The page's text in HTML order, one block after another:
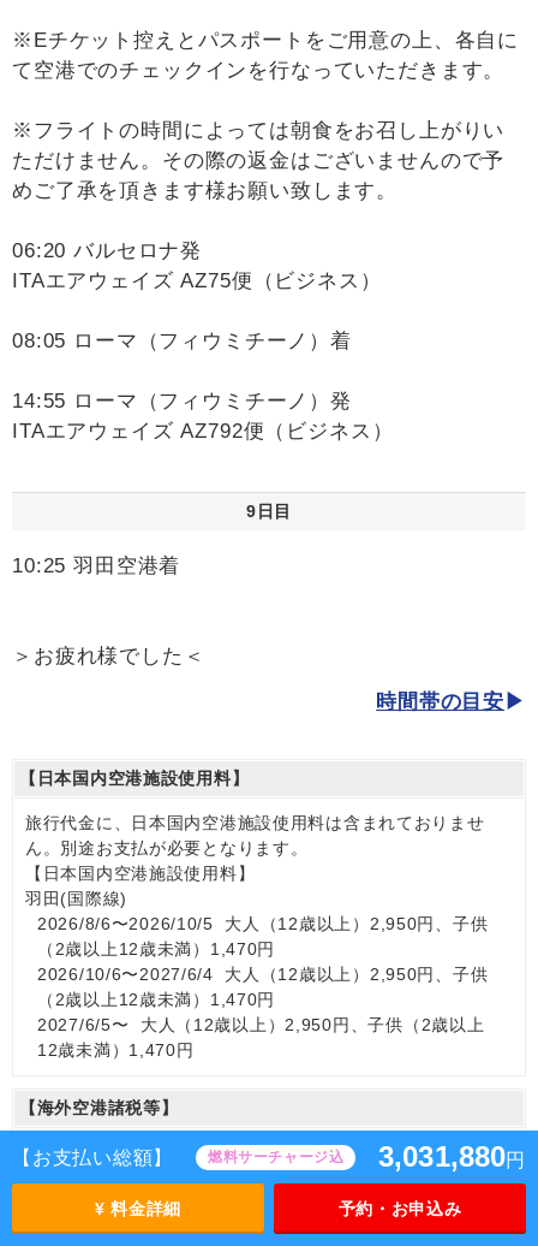
【お支払い総額】 燃料サーチャージ込 3,031,880円
¥ 料金詳細 予約・お申込み
※Eチケット控えとパスポートをご用意の上、各自に
て空港でのチェックインを行なっていただきます。
※フライトの時間によっては朝食をお召し上がりい
ただけません。その際の返金はございませんので予
めご了承を頂きます様お願い致します。
06:20 バルセロナ発
ITAエアウェイズ AZ75便（ビジネス）
08:05 ローマ（フィウミチーノ）着
14:55 ローマ（フィウミチーノ）発
ITAエアウェイズ AZ792便（ビジネス）
9日目
10:25 羽田空港着
＞お疲れ様でした＜
時間帯の目安
【日本国内空港施設使用料】
旅行代金に、日本国内空港施設使用料は含まれておりませ
ん。別途お支払が必要となります。
【日本国内空港施設使用料】
羽田(国際線)
2026/8/6〜2026/10/5 大人（12歳以上）2,950円、子供
（2歳以上12歳未満）1,470円
2026/10/6〜2027/6/4 大人（12歳以上）2,950円、子供
（2歳以上12歳未満）1,470円
2027/6/5〜 大人（12歳以上）2,950円、子供（2歳以上
12歳未満）1,470円
【海外空港諸税等】
旅行代金に各国空港の旅客サービス施設使用料と空港税等は
含まれておりません。別途お支払いが必要となります。
大人（12歳以上）28,690円、子供（2歳以上12歳未満）
28,690円